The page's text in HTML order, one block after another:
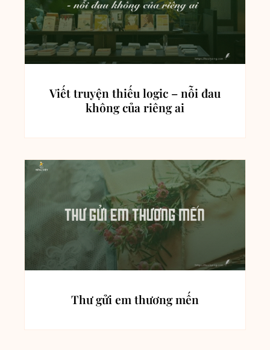
Viết truyện thiếu logic – nỗi đau
không của riêng ai
Thư gửi em thương mến